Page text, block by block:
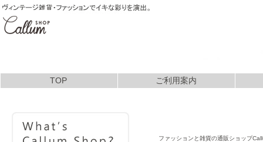
TOP
ご利用案内
ファッションと雑貨の通販ショップ